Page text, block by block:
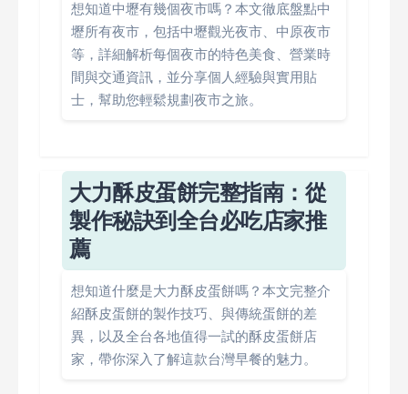
想知道中壢有幾個夜市嗎？本文徹底盤點中
壢所有夜市，包括中壢觀光夜市、中原夜市
等，詳細解析每個夜市的特色美食、營業時
間與交通資訊，並分享個人經驗與實用貼
士，幫助您輕鬆規劃夜市之旅。
大力酥皮蛋餅完整指南：從
製作秘訣到全台必吃店家推
薦
想知道什麼是大力酥皮蛋餅嗎？本文完整介
紹酥皮蛋餅的製作技巧、與傳統蛋餅的差
異，以及全台各地值得一試的酥皮蛋餅店
家，帶你深入了解這款台灣早餐的魅力。